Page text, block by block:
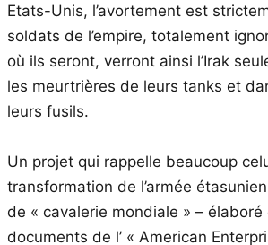
Etats-Unis, l’avortement est
soldats de l’empire, totalement
où ils seront, verront ainsi l’Irak
les meurtrières de leurs tanks et
leurs fusils.
Un projet qui rappelle beaucoup
transformation de l’armée
de « cavalerie mondiale » – élaboré
documents de l’ « American